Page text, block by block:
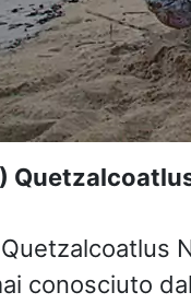
conosciuto